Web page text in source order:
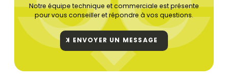
Notre équipe technique et commerciale est présente
pour vous conseiller et répondre à vos questions.
ENVOYER UN MESSAGE